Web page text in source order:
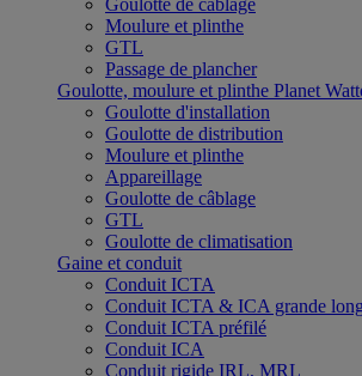
Goulotte de câblage
Moulure et plinthe
GTL
Passage de plancher
Goulotte, moulure et plinthe Planet
Goulotte d'installation
Goulotte de distribution
Moulure et plinthe
Appareillage
Goulotte de câblage
GTL
Goulotte de climatisation
Gaine et conduit
Conduit ICTA
Conduit ICTA & ICA grande
Conduit ICTA préfilé
Conduit ICA
Conduit rigide IRL, MRL